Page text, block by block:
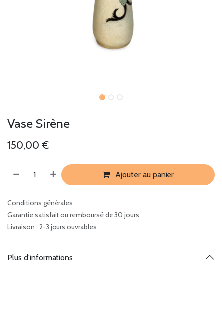
Vase Sirène
150,00 €
Ajouter au panier
Conditions générales
Garantie satisfait ou remboursé de 30 jours
Livraison : 2-3 jours ouvrables
Plus d'informations